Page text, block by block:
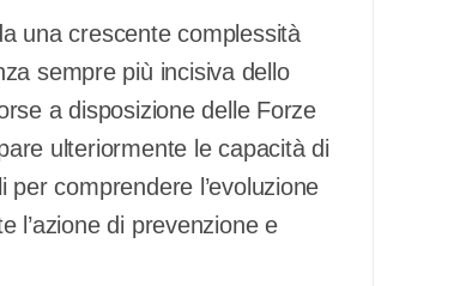
una crescente complessità
sempre più incisiva dello
a disposizione delle Forze
ulteriormente le capacità di
comprendere l’evoluzione
l’azione di prevenzione e